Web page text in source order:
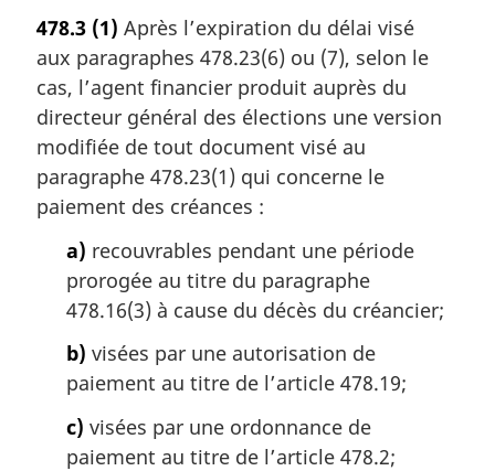
t
e
m
a
g
i
n
478.3 (1) Après l’expiration du délai visé
aux paragraphes 478.23(6) ou (7), selon le
cas, l’agent financier produit auprès du
directeur général des élections une version
modifiée de tout document visé au
paragraphe 478.23(1) qui concerne le
paiement des créances :
a) recouvrables pendant une période
prorogée au titre du paragraphe
478.16(3) à cause du décès du créancier;
b) visées par une autorisation de
paiement au titre de l’article 478.19;
c) visées par une ordonnance de
paiement au titre de l’article 478.2;